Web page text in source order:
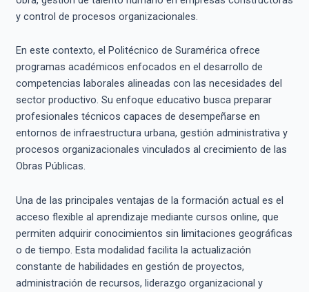
y control de procesos organizacionales.
En este contexto, el Politécnico de Suramérica ofrece
programas académicos enfocados en el desarrollo de
competencias laborales alineadas con las necesidades del
sector productivo. Su enfoque educativo busca preparar
profesionales técnicos capaces de desempeñarse en
entornos de infraestructura urbana, gestión administrativa y
procesos organizacionales vinculados al crecimiento de las
Obras Públicas.
Una de las principales ventajas de la formación actual es el
acceso flexible al aprendizaje mediante cursos online, que
permiten adquirir conocimientos sin limitaciones geográficas
o de tiempo. Esta modalidad facilita la actualización
constante de habilidades en gestión de proyectos,
administración de recursos, liderazgo organizacional y